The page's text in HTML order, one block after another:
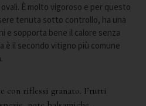
È molto vigoroso e per questo
tenuta sotto controllo, ha una
e sopporta bene il calore senza
è il secondo vitigno più comune
con riflessi granato. Frutti